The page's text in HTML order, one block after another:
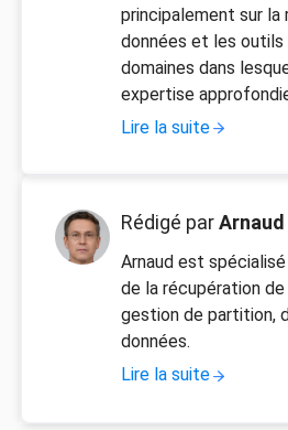
principalement sur la
données et les outils
domaines dans
expertise
Lire la suite
Rédigé parArnaud
Arnaud est
de la récupération
gestion de partition,
données.
Lire la suite